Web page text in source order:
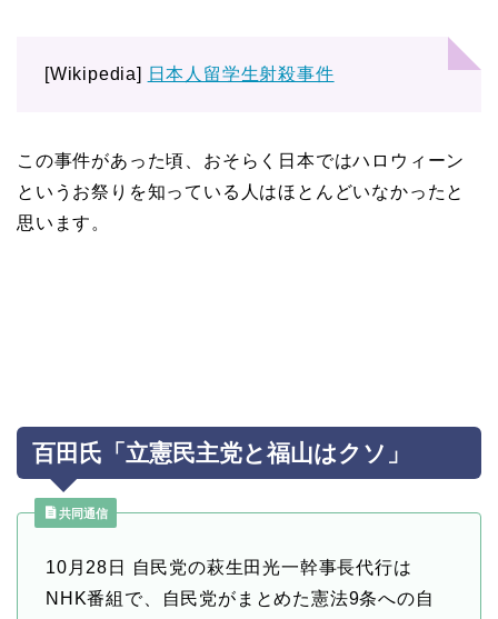
[Wikipedia] 日本人留学生射殺事件
この事件があった頃、おそらく日本ではハロウィーン
というお祭りを知っている人はほとんどいなかったと
思います。
百田氏「立憲民主党と福山はクソ」
共同通信
10月28日 自民党の萩生田光一幹事長代行は
NHK番組で、自民党がまとめた憲法9条への自